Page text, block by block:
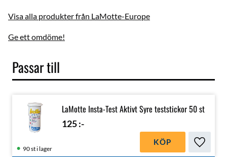
Visa alla produkter från LaMotte-Europe
Ge ett omdöme!
Passar till
LaMotte Insta-Test Aktivt Syre teststickor 50 st
125:-
Lägg
90 st i lager
KÖP